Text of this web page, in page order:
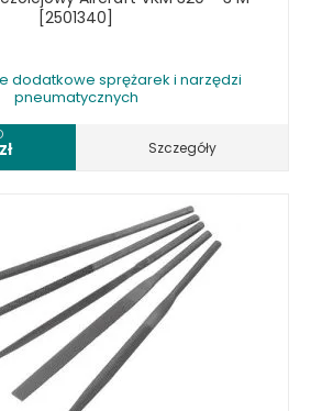
[2501340]
dodatkowe sprężarek i narzędzi
pneumatycznych
zł Szczegóły